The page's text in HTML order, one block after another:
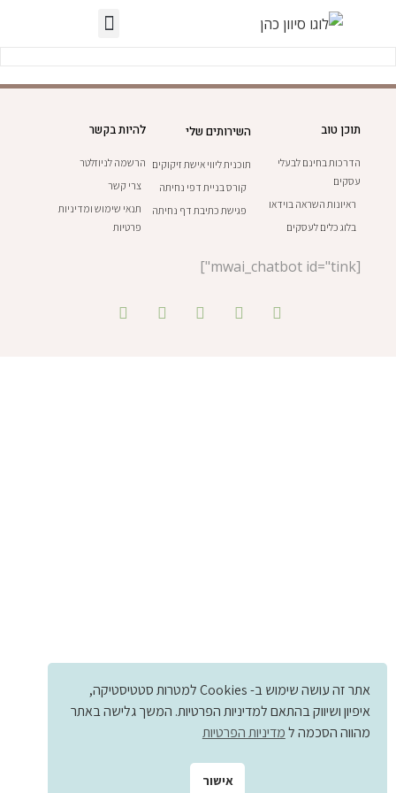
תוכן טוב
הדרכות בחינם לבעלי
עסקים
ראיונות השראה בוידאו
בלוג כלים לעסקים
השירותים שלי
תוכנית ליווי אישת זיקוקים
קורס בניית דפי נחיתה
פגישת כתיבת דף נחיתה
להיות בקשר
הרשמה לניוזלטר
צרי קשר
תנאי שימוש ומדיניות
פרטיות
אתר זה עושה שימוש ב- Cookies למטרות סטטיסטיקה,
איפיון ושיווק בהתאם למדיניות הפרטיות. המשך גלישה באתר
מהווה הסכמה למדיניות הפרטיות
אישור